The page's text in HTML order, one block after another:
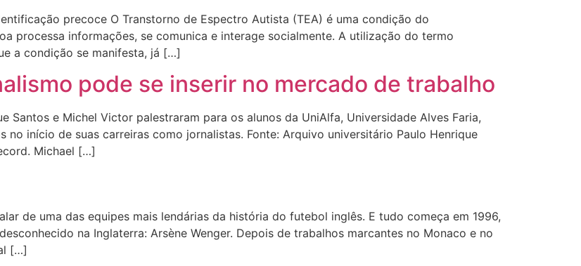
precoce O Transtorno de Espectro Autista (TEA) é uma condição do
processa informações, se comunica e interage socialmente. A utilização do termo
a condição se manifesta, já […]
pode se inserir no mercado de trabalho
e Michel Victor palestraram para os alunos da UniAlfa, Universidade Alves Faria,
no início de suas carreiras como jornalistas. Fonte: Arquivo universitário Paulo Henrique
Michael […]
de uma das equipes mais lendárias da história do futebol inglês. E tudo começa em 1996,
na Inglaterra: Arsène Wenger. Depois de trabalhos marcantes no Monaco e no
[…]